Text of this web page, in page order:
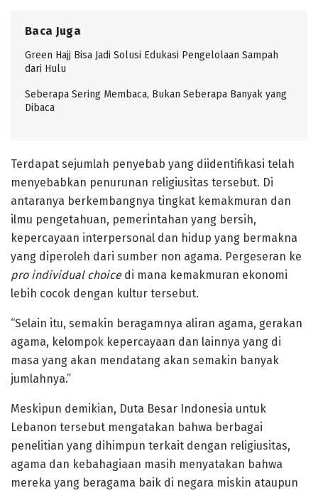
Baca Juga
Green Hajj Bisa Jadi Solusi Edukasi Pengelolaan Sampah
dari Hulu
Seberapa Sering Membaca, Bukan Seberapa Banyak yang
Dibaca
Terdapat sejumlah penyebab yang diidentifikasi telah
menyebabkan penurunan religiusitas tersebut. Di
antaranya berkembangnya tingkat kemakmuran dan
ilmu pengetahuan, pemerintahan yang bersih,
kepercayaan interpersonal dan hidup yang bermakna
yang diperoleh dari sumber non agama. Pergeseran ke
pro individual choicedi mana kemakmuran ekonomi
lebih cocok dengan kultur tersebut.
“Selain itu, semakin beragamnya aliran agama, gerakan
agama, kelompok kepercayaan dan lainnya yang di
masa yang akan mendatang akan semakin banyak
jumlahnya.”
Meskipun demikian, Duta Besar Indonesia untuk
Lebanon tersebut mengatakan bahwa berbagai
penelitian yang dihimpun terkait dengan religiusitas,
agama dan kebahagiaan masih menyatakan bahwa
mereka yang beragama baik di negara miskin ataupun